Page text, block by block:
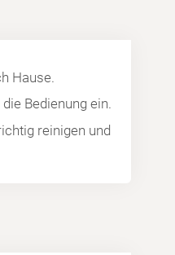
Hause.
Bedienung ein.
reinigen und